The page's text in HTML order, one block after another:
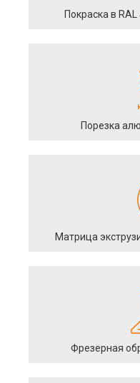
Покраска в
Порезка
Матрица
Фрезерная